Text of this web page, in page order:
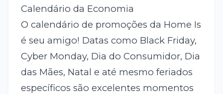
Calendário da Economia
O calendário de promoções da Home Is
é seu amigo! Datas como Black Friday,
Cyber Monday, Dia do Consumidor, Dia
das Mães, Natal e até mesmo feriados
específicos são excelentes momentos